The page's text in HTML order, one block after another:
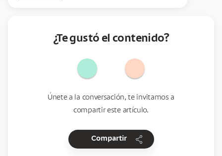
¿Te gustó el contenido?
Únete a la conversación, te invitamos a
compartir este artículo.
Compartir share